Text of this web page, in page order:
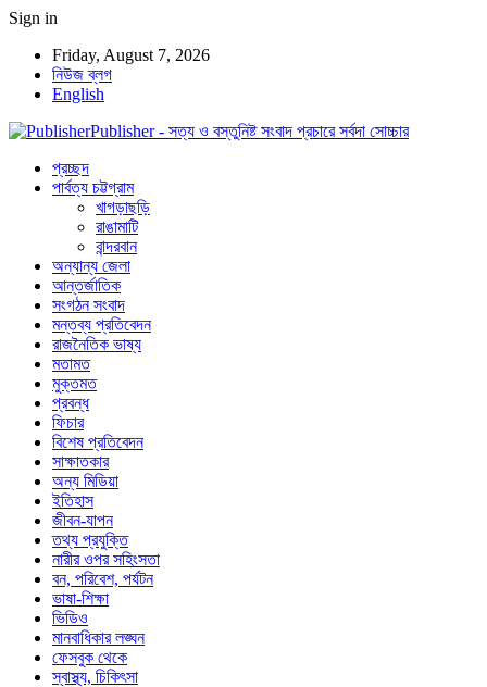
Sign in
Friday, August 7, 2026
নিউজ ব্লগ
English
Publisher - সত্য ও বস্তুনিষ্ট সংবাদ প্রচারে সর্বদা সোচ্চার
প্রচ্ছদ
পার্বত্য চট্টগ্রাম
খাগড়াছড়ি
রাঙামাটি
বান্দরবান
অন্যান্য জেলা
আন্তর্জাতিক
সংগঠন সংবাদ
মন্তব্য প্রতিবেদন
রাজনৈতিক ভাষ্য
মতামত
মুক্তমত
প্রবন্ধ
ফিচার
বিশেষ প্রতিবেদন
সাক্ষাতকার
অন্য মিডিয়া
ইতিহাস
জীবন-যাপন
তথ্য প্রযুক্তি
নারীর ওপর সহিংসতা
বন, পরিবেশ, পর্যটন
ভাষা-শিক্ষা
ভিডিও
মানবাধিকার লঙ্ঘন
ফেসবুক থেকে
স্বাস্থ্য, চিকিৎসা